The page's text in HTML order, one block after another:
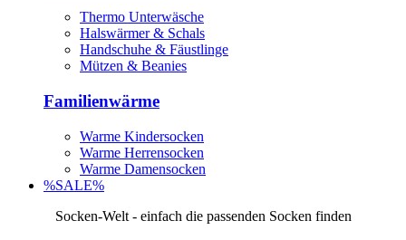
Thermo Unterwäsche
Halswärmer & Schals
Handschuhe & Fäustlinge
Mützen & Beanies
Familienwärme
Warme Kindersocken
Warme Herrensocken
Warme Damensocken
%SALE%
Socken-Welt - einfach die passenden Socken finden